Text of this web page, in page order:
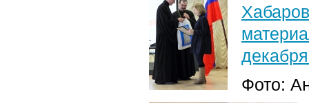
Фото: